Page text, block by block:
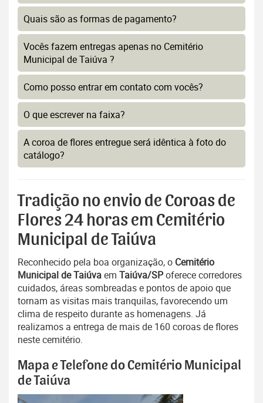
Quais são as formas de pagamento?
Vocês fazem entregas apenas no Cemitério
Municipal de Taiúva ?
Como posso entrar em contato com vocês?
O que escrever na faixa?
A coroa de flores entregue será idêntica à foto do
catálogo?
Tradição no envio de Coroas de
Flores 24 horas em Cemitério
Municipal de Taiúva
Reconhecido pela boa organização, o Cemitério
Municipal de Taiúvaem Taiúva/SPoferece corredores
cuidados, áreas sombreadas e pontos de apoio que
tornam as visitas mais tranquilas, favorecendo um
clima de respeito durante as homenagens. Já
realizamos a entrega de mais de 160 coroas de flores
neste cemitério.
Mapa e Telefone do Cemitério Municipal
de Taiúva